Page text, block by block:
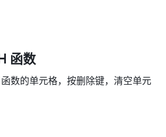
函数
函数的单元格，按删除键，清空单元